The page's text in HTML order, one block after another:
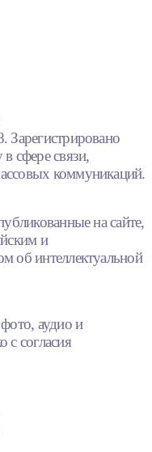
сфере связи,
коммуникаций.
на сайте,
и
об интеллектуальной
аудио и
с согласия